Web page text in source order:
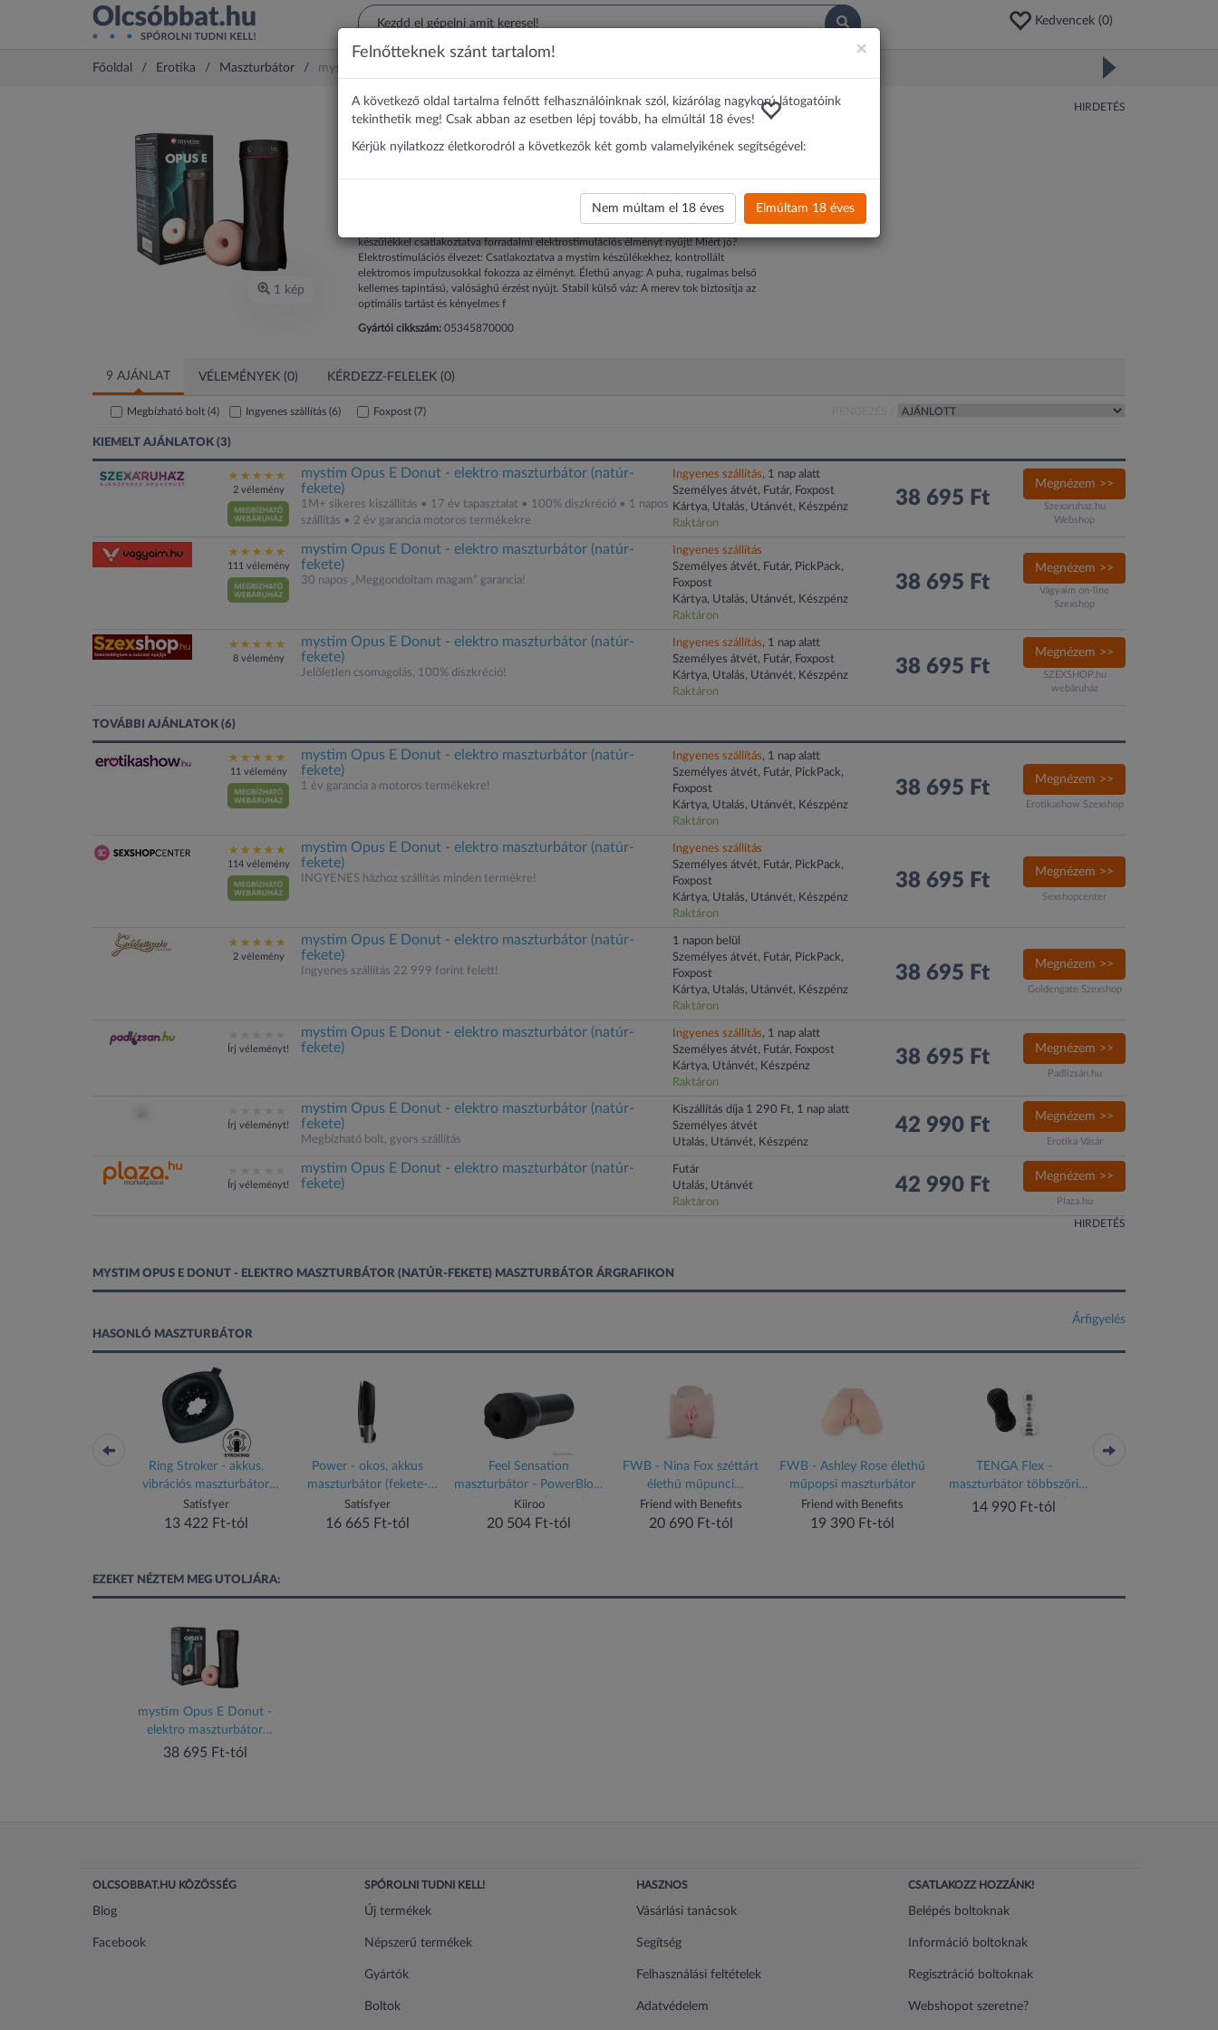
Kedvencek (0)
Főoldal Erotika Maszturbátor mystim Opus E Donut - elektro maszturbátor (natúr-fekete)
1 kép
mystim Opus E Donut - elektro
maszturbátor (natúr-fekete)
38 695 Ft-tól
Fedezd fel az elektro-szex izgalmas világát - puha, élethű anyaggal ölel körül, és mystim
készülékkel csatlakoztatva forradalmi elektrostimulációs élményt nyújt! Miért jó?
Elektrostimulációs élvezet: Csatlakoztatva a mystim készülékekhez, kontrollált
elektromos impulzusokkal fokozza az élményt. Élethű anyag: A puha, rugalmas belső
kellemes tapintású, valósághű érzést nyújt. Stabil külső váz: A merev tok biztosítja az
optimális tartást és kényelmes f
Gyártói cikkszám:05345870000
HIRDETÉS
9 AJÁNLAT VÉLEMÉNYEK (0) KÉRDEZZ-FELELEK (0)
Megbízható bolt (4) Ingyenes szállítás (6) Foxpost (7)
KIEMELT AJÁNLATOK (3)
2 vélemény
mystim Opus E Donut - elektro maszturbátor (natúr-
fekete)
1M+ sikeres kiszállítás • 17 év tapasztalat • 100% diszkréció • 1 napos
szállítás • 2 év garancia motoros termékekre
Ingyenes szállítás, 1 nap alatt
Személyes átvét, Futár, Foxpost
Kártya, Utalás, Utánvét, Készpénz
Raktáron
38 695 Ft
Megnézem >>
Szexaruhaz.hu
Webshop
111 vélemény
mystim Opus E Donut - elektro maszturbátor (natúr-
fekete)
30 napos „Meggondoltam magam” garancia!
Ingyenes szállítás
Személyes átvét, Futár, PickPack,
Foxpost
Kártya, Utalás, Utánvét, Készpénz
Raktáron
38 695 Ft
Megnézem >>
Vágyaim on-line
Szexshop
8 vélemény
mystim Opus E Donut - elektro maszturbátor (natúr-
fekete)
Jelöletlen csomagolás, 100% diszkréció!
Ingyenes szállítás, 1 nap alatt
Személyes átvét, Futár, Foxpost
Kártya, Utalás, Utánvét, Készpénz
Raktáron
38 695 Ft
Megnézem >>
SZEXSHOP.hu
webáruház
TOVÁBBI AJÁNLATOK (6)
11 vélemény
mystim Opus E Donut - elektro maszturbátor (natúr-
fekete)
1 év garancia a motoros termékekre!
Ingyenes szállítás, 1 nap alatt
Személyes átvét, Futár, PickPack,
Foxpost
Kártya, Utalás, Utánvét, Készpénz
Raktáron
38 695 Ft Megnézem >>
Erotikashow Szexshop
114 vélemény
mystim Opus E Donut - elektro maszturbátor (natúr-
fekete)
INGYENES házhoz szállítás minden termékre!
Ingyenes szállítás
Személyes átvét, Futár, PickPack,
Foxpost
Kártya, Utalás, Utánvét, Készpénz
Raktáron
38 695 Ft Megnézem >>
Sexshopcenter
2 vélemény
mystim Opus E Donut - elektro maszturbátor (natúr-
fekete)
Ingyenes szállítás 22 999 forint felett!
1 napon belül
Személyes átvét, Futár, PickPack,
Foxpost
Kártya, Utalás, Utánvét, Készpénz
Raktáron
38 695 Ft Megnézem >>
Goldengate Szexshop
Írj véleményt!
mystim Opus E Donut - elektro maszturbátor (natúr-
fekete)
Ingyenes szállítás, 1 nap alatt
Személyes átvét, Futár, Foxpost
Kártya, Utánvét, Készpénz
Raktáron
38 695 Ft Megnézem >>
Padlizsán.hu
Írj véleményt!
mystim Opus E Donut - elektro maszturbátor (natúr-
fekete)
Megbízható bolt, gyors szállítás
Kiszállítás díja 1 290 Ft, 1 nap alatt
Személyes átvét
Utalás, Utánvét, Készpénz
42 990 Ft Megnézem >>
Erotika Vásár
Írj véleményt!
mystim Opus E Donut - elektro maszturbátor (natúr-
fekete)
Futár
Utalás, Utánvét
Raktáron
42 990 Ft Megnézem >>
Plaza.hu
HIRDETÉS
MYSTIM OPUS E DONUT - ELEKTRO MASZTURBÁTOR (NATÚR-FEKETE) MASZTURBÁTOR ÁRGRAFIKON
Árfigyelés
HASONLÓ MASZTURBÁTOR
Ring Stroker - akkus,
vibrációs maszturbátor
(fekete)
Satisfyer
13 422 Ft-tól
Power - okos, akkus
maszturbátor (fekete-
ezüst)
Satisfyer
16 665 Ft-tól
Feel Sensation
maszturbátor - PowerBlow
kompatibilis (fekete)
Kiiroo
20 504 Ft-tól
FWB - Nina Fox széttárt
élethű műpunci
maszturbátor
Friend with Benefits
20 690 Ft-tól
FWB - Ashley Rose élethű
műpopsi maszturbátor
Friend with Benefits
19 390 Ft-tól
TENGA Flex -
maszturbátor többszöri
használatra (fekete)
14 990 Ft-tól
EZEKET NÉZTEM MEG UTOLJÁRA:
mystim Opus E Donut -
elektro maszturbátor
(natúr-fekete)
38 695 Ft-tól
OLCSOBBAT.HU KÖZÖSSÉG
Blog
Facebook
SPÓROLNI TUDNI KELL!
Új termékek
Népszerű termékek
Gyártók
Boltok
HASZNOS
Vásárlási tanácsok
Segítség
Felhasználási feltételek
Adatvédelem
CSATLAKOZZ HOZZÁNK!
Belépés boltoknak
Információ boltoknak
Regisztráció boltoknak
Webshopot szeretne?
×
Felnőtteknek szánt tartalom!
A következő oldal tartalma felnőtt felhasználóinknak szól, kizárólag nagykorú látogatóink
tekinthetik meg! Csak abban az esetben lépj tovább, ha elmúltál 18 éves!
Kérjük nyilatkozz életkorodról a következők két gomb valamelyikének segítségével:
Nem múltam el 18 éves Elmúltam 18 éves